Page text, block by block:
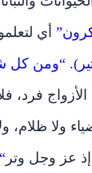
أي
“ومن كل
الأزواج
ولا ظلام،
إذ عز وجل وتر